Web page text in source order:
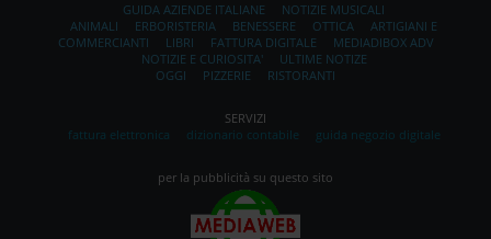
GUIDA AZIENDE ITALIANE
NOTIZIE MUSICALI
ANIMALI
ERBORISTERIA BENESSERE OTTICA
ARTIGIANI E
COMMERCIANTI
LIBRI FATTURA DIGITALE
MEDIADIBOX ADV
NOTIZIE E CURIOSITA'
ULTIME NOTIZE
OGGI
PIZZERIE RISTORANTI
SERVIZI
fattura elettronica
dizionario contabile guida negozio digitale
per la pubblicità su questo sito